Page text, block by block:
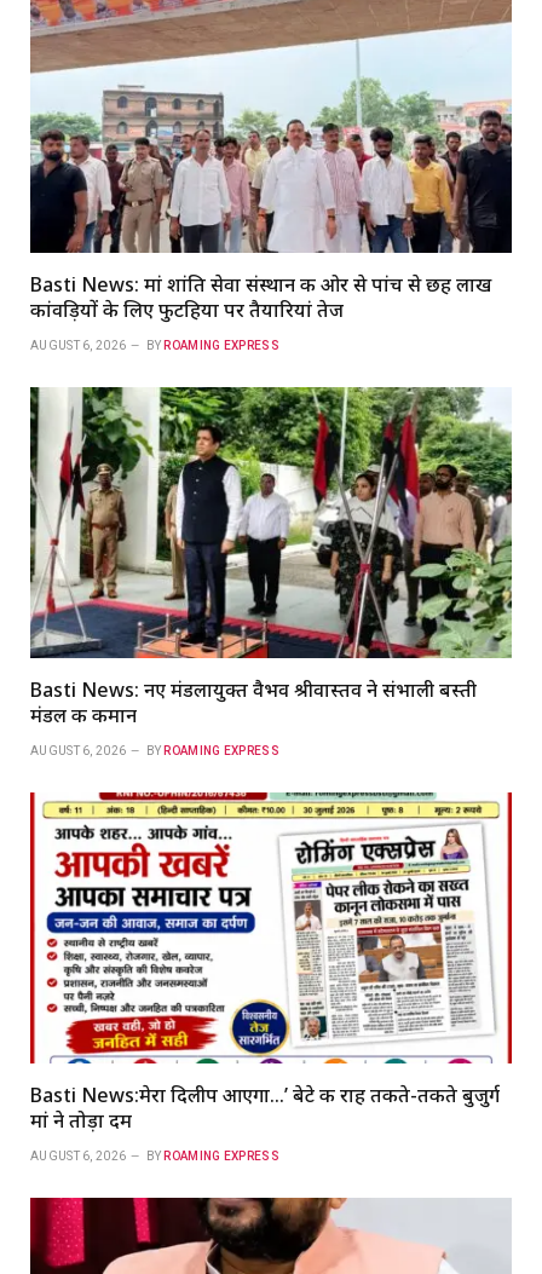
Basti News: मां शांति सेवा संस्थान की ओर से पांच से छह लाख
कांवड़ियों के लिए फुटहिया पर तैयारियां तेज
AUGUST 6, 2026 BY ROAMING EXPRESS
Basti News: नए मंडलायुक्त वैभव श्रीवास्तव ने संभाली बस्ती
मंडल की कमान
AUGUST 6, 2026 BY ROAMING EXPRESS
Basti News:मेरा दिलीप आएगा…’ बेटे की राह तकते-तकते बुजुर्ग
मां ने तोड़ा दम
AUGUST 6, 2026 BY ROAMING EXPRESS